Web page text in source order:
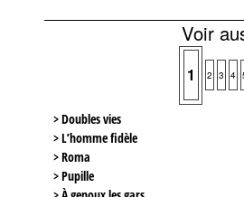
Voir
1 2 3 4
> Doubles vies
> L’homme fidèle
> Roma
> Pupille